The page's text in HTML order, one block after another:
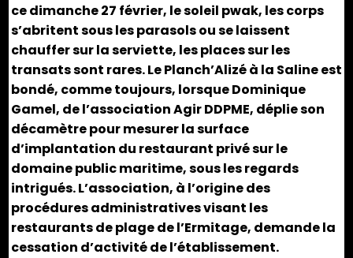
ce dimanche 27 février, le soleil pwak, les corps
s’abritent sous les parasols ou se laissent
chauffer sur la serviette, les places sur les
transats sont rares. Le Planch’Alizé à la Saline est
bondé, comme toujours, lorsque Dominique
Gamel, de l’association Agir DDPME, déplie son
décamètre pour mesurer la surface
d’implantation du restaurant privé sur le
domaine public maritime, sous les regards
intrigués. L’association, à l’origine des
procédures administratives visant les
restaurants de plage de l’Ermitage, demande la
cessation d’activité de l’établissement.